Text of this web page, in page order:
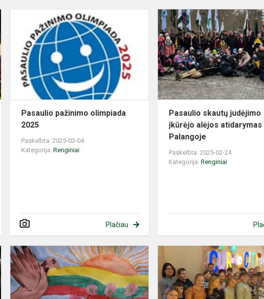
Pasaulio
pažinimo
olimpiada
2025
Pasaulio pažinimo olimpiada
2025
Paskelbta: 2025-03-04
Kategorija:Renginiai
Plačiau
Pasaulio skautų judėjimo
įkūrėjo alėjos atidarymas
Palangoje
Paskelbta: 2025-02-24
Kategorija:Renginiai
Teismo
nuosprendis
dvyliktokams
Lietuva
-
mūsų
širdyje